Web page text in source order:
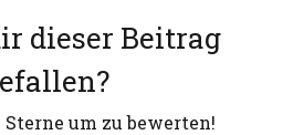
dieser Beitrag
um zu bewerten!